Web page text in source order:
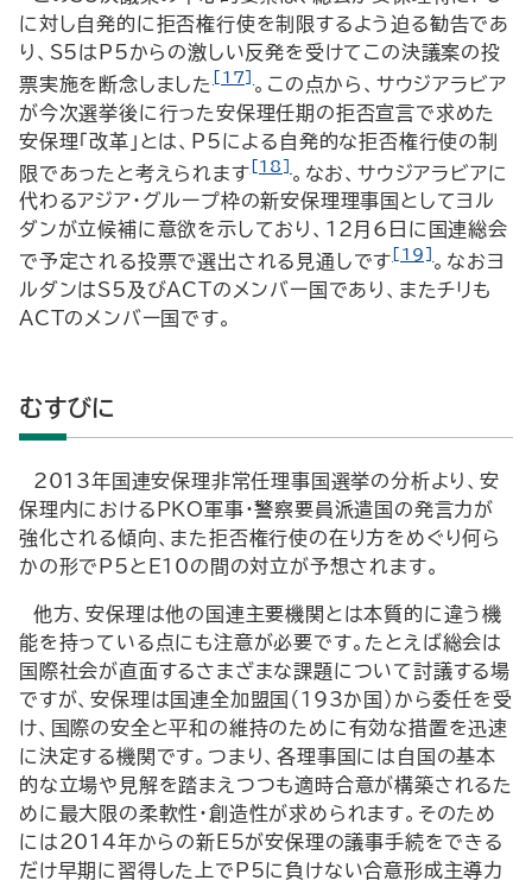
に対し自発的に拒否権行使を制限するよう迫る勧告であ
り、S5はP5からの激しい反発を受けてこの決議案の投
票実施を断念しました [17] 。この点から、サウジアラビア
が今次選挙後に行った安保理任期の拒否宣言で求めた
安保理「改革」とは、P5による自発的な拒否権行使の制
限であったと考えられます [18] 。なお、サウジアラビアに
代わるアジア・グループ枠の新安保理理事国としてヨル
ダンが立候補に意欲を示しており、12月6日に国連総会
で予定される投票で選出される見通しです [19] 。なおヨ
ルダンはS5及びACTのメンバー国であり、またチリも
ACTのメンバー国です。
むすびに
2013年国連安保理非常任理事国選挙の分析より、安
保理内におけるPKO軍事・警察要員派遣国の発言力が
強化される傾向、また拒否権行使の在り方をめぐり何ら
かの形でP5とE10の間の対立が予想されます。
他方、安保理は他の国連主要機関とは本質的に違う機
能を持っている点にも注意が必要です。たとえば総会は
国際社会が直面するさまざまな課題について討議する場
ですが、安保理は国連全加盟国（193か国）から委任を受
け、国際の安全と平和の維持のために有効な措置を迅速
に決定する機関です。つまり、各理事国には自国の基本
的な立場や見解を踏まえつつも適時合意が構築されるた
めに最大限の柔軟性・創造性が求められます。そのため
には2014年からの新E5が安保理の議事手続をできる
だけ早期に習得した上でP5に負けない合意形成主導力